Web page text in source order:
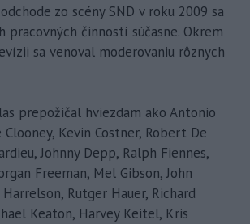
zo scény SND v roku 2009 sa
pracovných činností súčasne. Okrem
sa venoval moderovaniu rôznych
prepožičal hviezdam ako Antonio
Clooney, Kevin Costner, Robert De
Johnny Depp, Ralph Fiennes,
Freeman, Mel Gibson, John
Harrelson, Rutger Hauer, Richard
Keaton, Harvey Keitel, Kris